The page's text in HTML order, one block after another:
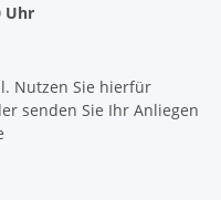
Uhr
Nutzen Sie hierfür
senden Sie Ihr Anliegen